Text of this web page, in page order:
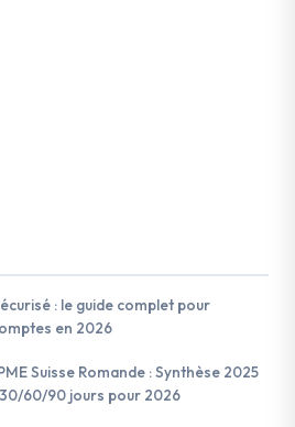
: le guide complet pour
en 2026
Suisse Romande : Synthèse 2025
60/90 jours pour 2026